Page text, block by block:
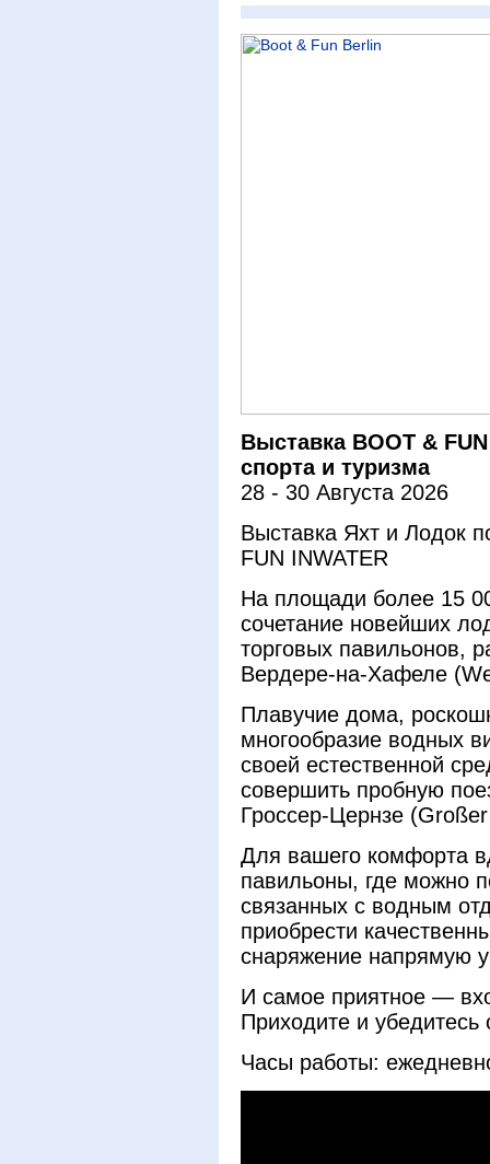
Выставка BOOT &
спорта и туризма
28 - 30 Августа 2026
Выставка Яхт и Лодок
FUN INWATER
На площади более 15
сочетание новейших
торговых павильонов,
Вердере-на-Хафеле
Плавучие дома,
многообразие водных
своей естественной
совершить пробную
Гроссер-Цернзе
Для вашего комфорта
павильоны, где можно
связанных с водным
приобрести
снаряжение напрямую
И самое приятное —
Приходите и убедитесь
Часы работы: